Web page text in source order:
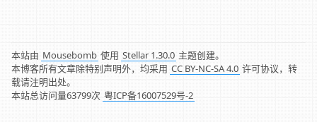
本站由 Mousebomb 使用 Stellar 1.30.0 主题创建。
本博客所有文章除特别声明外，均采用 CC BY-NC-SA 4.0 许可协议，转
载请注明出处。
本站总访问量63799次 粤ICP备16007529号-2